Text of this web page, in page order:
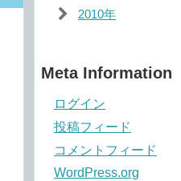
2010年
Meta Information
ログイン
投稿フィード
コメントフィード
WordPress.org